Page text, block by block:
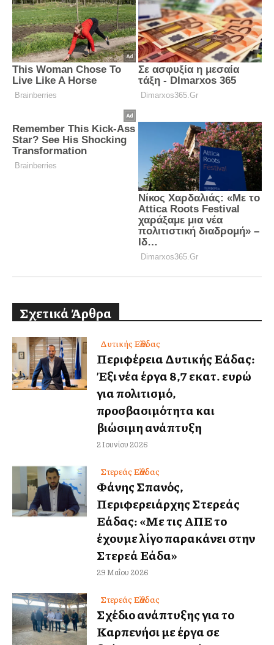
Σχετικά Άρθρα
Δυτικής Ελλάδας
Περιφέρεια Δυτικής Ελλάδας:
Έξι νέα έργα 8,7 εκατ. ευρώ
για πολιτισμό,
προσβασιμότητα και
βιώσιμη ανάπτυξη
2 Ιουνίου 2026
Στερεάς Ελλάδας
Φάνης Σπανός,
Περιφερειάρχης Στερεάς
Ελλάδας: «Με τις ΑΠΕ το
έχουμε λίγο παρακάνει στην
Στερεά Ελλάδα»
29 Μαΐου 2026
Στερεάς Ελλάδας
Σχέδιο ανάπτυξης για το
Καρπενήσι με έργα σε